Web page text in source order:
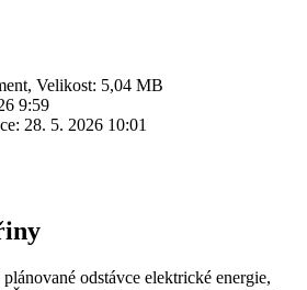
Velikost: 5,04 MB
9:59
28. 5. 2026 10:01
odstávce elektrické energie,